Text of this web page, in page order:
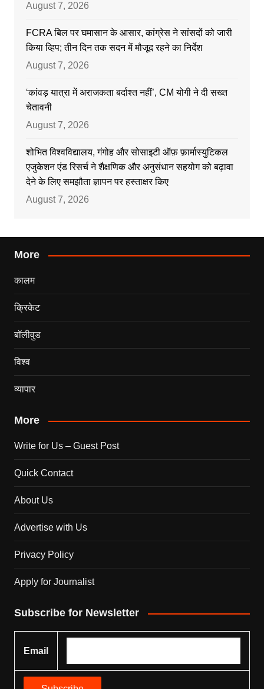
August 7, 2026
FCRA बिल पर घमासान के आसार, कांग्रेस ने सांसदों को जारी
किया व्हिप; तीन दिन तक सदन में मौजूद रहने का निर्देश
August 7, 2026
‘कांवड़ यात्रा में अराजकता बर्दाश्त नहीं’, CM योगी ने दी सख्त
चेतावनी
August 7, 2026
शोभित विश्वविद्यालय, गंगोह और सोसाइटी ऑफ़ फ़ार्मास्युटिकल
एजुकेशन एंड रिसर्च ने शैक्षणिक और अनुसंधान सहयोग को बढ़ावा
देने के लिए समझौता ज्ञापन पर हस्ताक्षर किए
August 7, 2026
More
कालम
क्रिकेट
बॉलीवुड
विश्व
व्यापार
More
Write for Us – Guest Post
Quick Contact
About Us
Advertise with Us
Privacy Policy
Apply for Journalist
Subscribe for Newsletter
Email